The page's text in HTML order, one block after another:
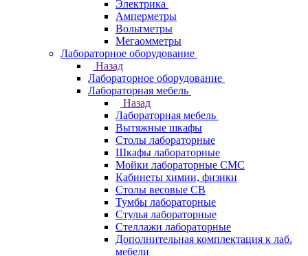
Электрика
Амперметры
Вольтметры
Мегаомметры
Лабораторное оборудование
Назад
Лабораторное оборудование
Лабораторная мебель
Назад
Лабораторная мебель
Вытяжные шкафы
Столы лабораторные
Шкафы лабораторные
Мойки лабораторные СМС
Кабинеты химии, физики
Столы весовые СВ
Тумбы лабораторные
Стулья лабораторные
Стеллажи лабораторные
Дополнительная комплектация к лаб.
мебели